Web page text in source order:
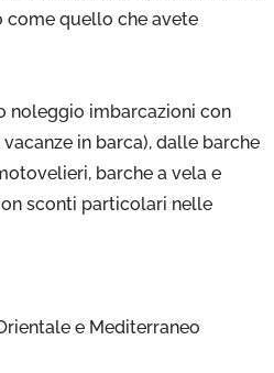
come quello che avete
noleggio imbarcazioni con
in barca), dalle barche
barche a vela e
sconti particolari nelle
e Mediterraneo